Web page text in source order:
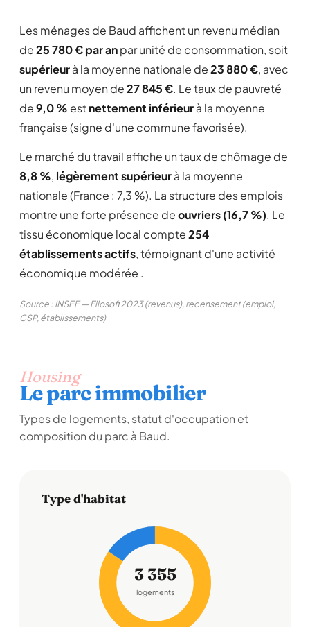
Les ménages de Baud affichent un revenu médian
de25 780 € par anpar unité de consommation, soit
supérieurà la moyenne nationale de23 880 €, avec
un revenu moyen de27 845 €. Le taux de pauvreté
de9,0 % estnettement inférieurà la moyenne
française (signe d'une commune favorisée).
Le marché du travail affiche un taux de chômage de
8,8 %, légèrement supérieurà la moyenne
nationale (France : 7,3 %). La structure des emplois
montre une forte présence deouvriers (16,7 %). Le
tissu économique local compte254
établissements actifs, témoignant d'une activité
économique modérée .
Source : INSEE — Filosofi 2023 (revenus), recensement (emploi,
CSP, établissements)
Housing
Le parc immobilier
Types de logements, statut d'occupation et
composition du parc à Baud.
Type d'habitat
3 355
logements